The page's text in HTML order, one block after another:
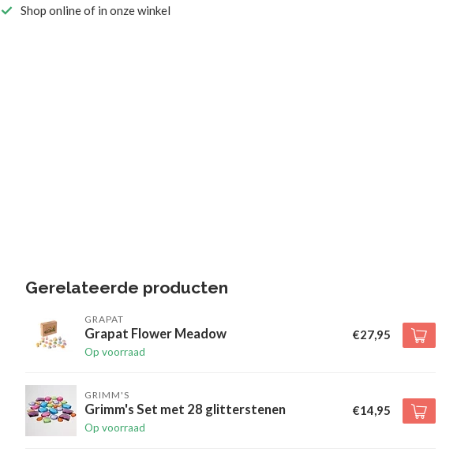
Shop online of in onze winkel
Gerelateerde producten
GRAPAT
Grapat Flower Meadow
Op voorraad
€27,95
GRIMM'S
Grimm's Set met 28 glitterstenen
Op voorraad
€14,95